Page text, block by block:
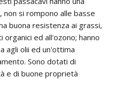
non si rompono alle basse
buona resistenza ai grassi,
organici ed all'ozono; hanno
agli olii ed un'ottima
Sono dotati di
e di buone proprietà